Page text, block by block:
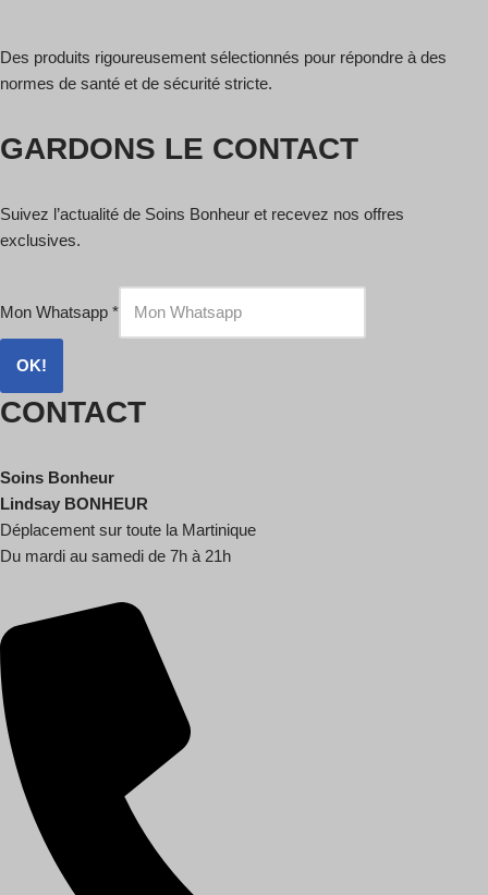
Des produits rigoureusement sélectionnés pour répondre à des
normes de santé et de sécurité stricte.
GARDONS LE CONTACT
Suivez l’actualité de Soins Bonheur et recevez nos offres
exclusives.
Mon Whatsapp *
OK!
CONTACT
Soins Bonheur
Lindsay BONHEUR
Déplacement sur toute la Martinique
Du mardi au samedi de 7h à 21h